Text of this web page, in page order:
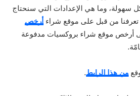
سهولة، وما هي الإعدادات التي سنحتاج
تعرفنا من قبل على موقع شراء أرخص
أرخص موقع شراء بروكسيات مدفوعة
من هذا الرابط.